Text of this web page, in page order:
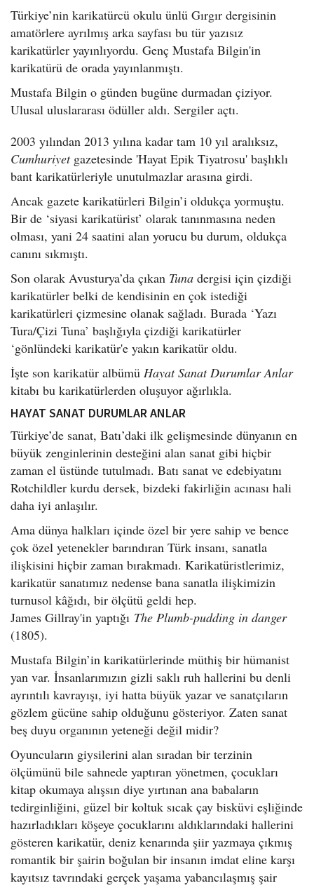
Türkiye’nin karikatürcü okulu ünlü Gırgır dergisinin
amatörlere ayrılmış arka sayfası bu tür yazısız
karikatürler yayınlıyordu. Genç Mustafa Bilgin'in
karikatürü de orada yayınlanmıştı.
Mustafa Bilgin o günden bugüne durmadan çiziyor.
Ulusal uluslararası ödüller aldı. Sergiler açtı.
2003 yılından 2013 yılına kadar tam 10 yıl aralıksız,
Cumhuriyetgazetesinde 'Hayat Epik Tiyatrosu' başlıklı
bant karikatürleriyle unutulmazlar arasına girdi.
Ancak gazete karikatürleri Bilgin’i oldukça yormuştu.
Bir de ‘siyasi karikatürist’ olarak tanınmasına neden
olması, yani 24 saatini alan yorucu bu durum, oldukça
canını sıkmıştı.
Son olarak Avusturya’da çıkan Tuna dergisi için çizdiği
karikatürler belki de kendisinin en çok istediği
karikatürleri çizmesine olanak sağladı. Burada ‘Yazı
Tura/Çizi Tuna’ başlığıyla çizdiği karikatürler
‘gönlündeki karikatür'e yakın karikatür oldu.
İşte son karikatür albümü Hayat Sanat Durumlar Anlar
kitabı bu karikatürlerden oluşuyor ağırlıkla.
HAYAT SANAT DURUMLAR ANLAR
Türkiye’de sanat, Batı’daki ilk gelişmesinde dünyanın en
büyük zenginlerinin desteğini alan sanat gibi hiçbir
zaman el üstünde tutulmadı. Batı sanat ve edebiyatını
Rotchildler kurdu dersek, bizdeki fakirliğin acınası hali
daha iyi anlaşılır.
Ama dünya halkları içinde özel bir yere sahip ve bence
çok özel yetenekler barındıran Türk insanı, sanatla
ilişkisini hiçbir zaman bırakmadı. Karikatüristlerimiz,
karikatür sanatımız nedense bana sanatla ilişkimizin
turnusol kâğıdı, bir ölçütü geldi hep.
James Gillray'in yaptığı The Plumb-pudding in danger
(1805).
Mustafa Bilgin’in karikatürlerinde müthiş bir hümanist
yan var. İnsanlarımızın gizli saklı ruh hallerini bu denli
ayrıntılı kavrayışı, iyi hatta büyük yazar ve sanatçıların
gözlem gücüne sahip olduğunu gösteriyor. Zaten sanat
beş duyu organının yeteneği değil midir?
Oyuncuların giysilerini alan sıradan bir terzinin
ölçümünü bile sahnede yaptıran yönetmen, çocukları
kitap okumaya alışsın diye yırtınan ana babaların
tedirginliğini, güzel bir koltuk sıcak çay bisküvi eşliğinde
hazırladıkları köşeye çocuklarını aldıklarındaki hallerini
gösteren karikatür, deniz kenarında şiir yazmaya çıkmış
romantik bir şairin boğulan bir insanın imdat eline karşı
kayıtsız tavrındaki gerçek yaşama yabancılaşmış şair